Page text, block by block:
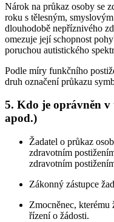
Nárok na průkaz osoby se
roku s tělesným,
dlouhodobě nepříznivého
omezuje její schopnost
poruchou autistického
Podle míry funkčního
druh označení průkazu
5. Kdo je oprávněn v
apod.)
Žadatel o průkaz
zdravotním
zdravotním
Zákonný zástupce
Zmocněnec,
řízení o žádosti.